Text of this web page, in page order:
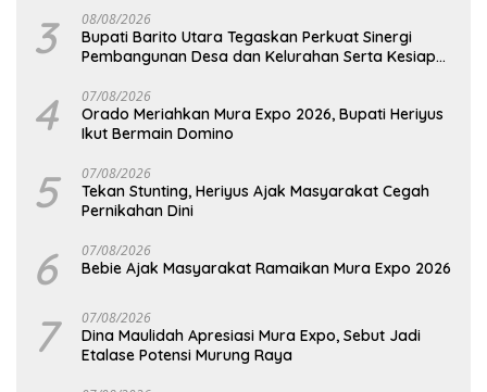
3 08/08/2026
Bupati Barito Utara Tegaskan Perkuat Sinergi
Pembangunan Desa dan Kelurahan Serta Kesiapan
4 07/08/2026
Orado Meriahkan Mura Expo 2026, Bupati Heriyus
Ikut Bermain Domino
5 07/08/2026
Tekan Stunting, Heriyus Ajak Masyarakat Cegah
Pernikahan Dini
6 07/08/2026
Bebie Ajak Masyarakat Ramaikan Mura Expo 2026
7 07/08/2026
Dina Maulidah Apresiasi Mura Expo, Sebut Jadi
Etalase Potensi Murung Raya